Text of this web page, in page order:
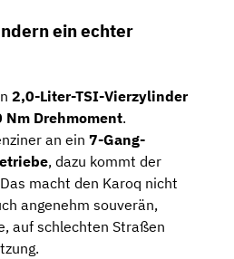
ein echter
2,0-Liter-TSI-Vierzylinder
Nm Drehmoment.
an ein 7-Gang-
, dazu kommt der
macht den Karoq nicht
angenehm souverän,
auf schlechten Straßen